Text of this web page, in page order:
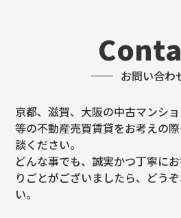
お問い合わ
京都、滋賀、大阪の中古マンシ
等の不動産売買賃貸をお考えの
談ください。
どんな事でも、誠実かつ丁寧に
りごとがございましたら、どう
い。